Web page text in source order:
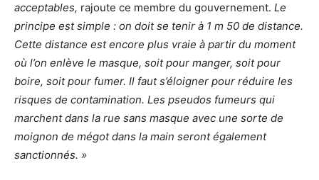
acceptables, rajoute ce membre du gouvernement. Le
principe est simple : on doit se tenir à 1 m 50 de distance.
Cette distance est encore plus vraie à partir du moment
où l’on enlève le masque, soit pour manger, soit pour
boire, soit pour fumer. Il faut s’éloigner pour réduire les
risques de contamination. Les pseudos fumeurs qui
marchent dans la rue sans masque avec une sorte de
moignon de mégot dans la main seront également
sanctionnés. »